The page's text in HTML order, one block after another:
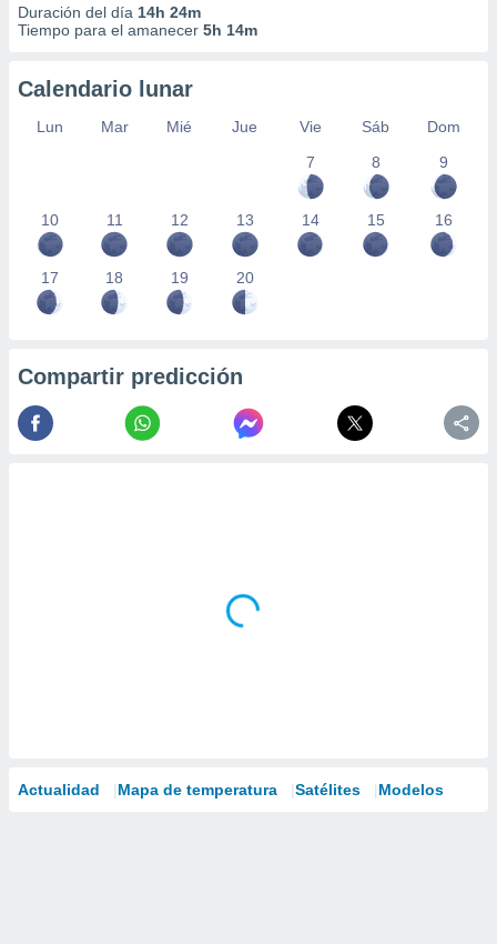
Duración del día 14h 24m
Tiempo para el amanecer 5h 14m
Calendario lunar
Lun Mar Mié Jue Vie Sáb
Dom
7
8 9
10 11 12 13 14 15 16
17 18 19 20
Compartir predicción
Actualidad Mapa de temperatura Satélites Modelos